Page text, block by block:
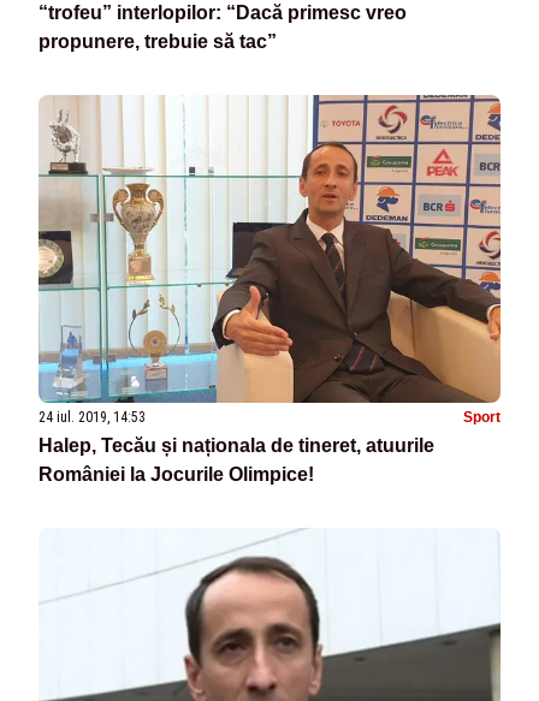
“trofeu” interlopilor: “Dacă primesc vreo
propunere, trebuie să tac”
24 iul. 2019, 14:53 Sport
Halep, Tecău și naționala de tineret, atuurile
României la Jocurile Olimpice!